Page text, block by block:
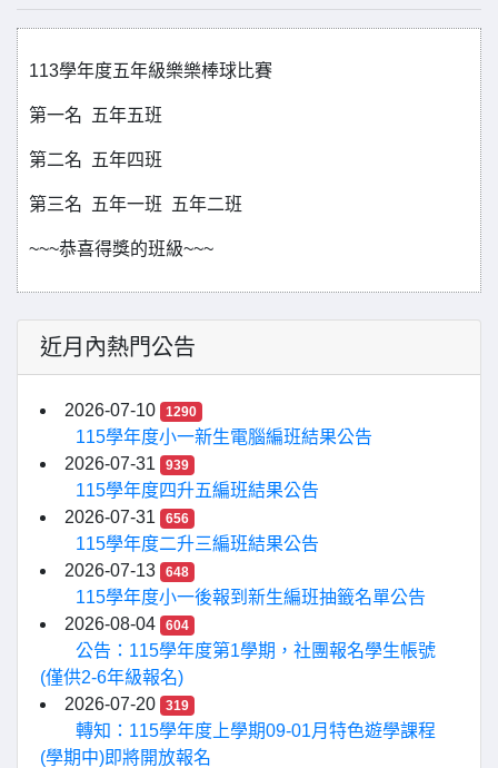
113學年度五年級樂樂棒球比賽
第一名 五年五班
第二名 五年四班
第三名 五年一班 五年二班
~~~恭喜得獎的班級~~~
近月內熱門公告
2026-07-10 1290
115學年度小一新生電腦編班結果公告
2026-07-31
939
115學年度四升五編班結果公告
2026-07-31
656
115學年度二升三編班結果公告
2026-07-13
648
115學年度小一後報到新生編班抽籤名單公告
2026-08-04
604
公告：115學年度第1學期，社團報名學生帳號
(僅供2-6年級報名)
2026-07-20
319
轉知：115學年度上學期09-01月特色遊學課程
(學期中)即將開放報名